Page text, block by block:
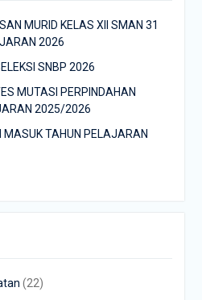
MURID KELAS XII SMAN 31
2026
SNBP 2026
MUTASI PERPINDAHAN
2025/2026
MASUK TAHUN PELAJARAN
(22)